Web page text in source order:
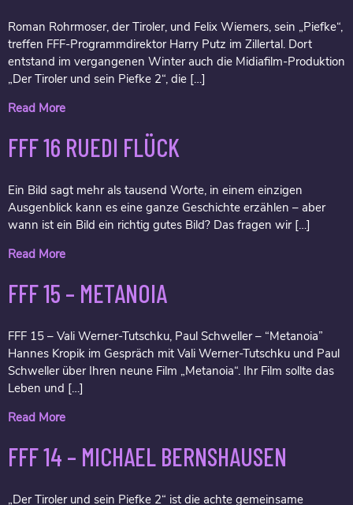
Roman Rohrmoser, der Tiroler, und Felix Wiemers, sein „Piefke“,
treffen FFF-Programmdirektor Harry Putz im Zillertal. Dort
entstand im vergangenen Winter auch die Midiafilm-Produktion
„Der Tiroler und sein Piefke 2“, die […]
Read More
FFF 16 RUEDI FLÜCK
Ein Bild sagt mehr als tausend Worte, in einem einzigen
Ausgenblick kann es eine ganze Geschichte erzählen – aber
wann ist ein Bild ein richtig gutes Bild? Das fragen wir […]
Read More
FFF 15 – METANOIA
FFF 15 – Vali Werner-Tutschku, Paul Schweller – “Metanoia”
Hannes Kropik im Gespräch mit Vali Werner-Tutschku und Paul
Schweller über Ihren neune Film „Metanoia“. Ihr Film sollte das
Leben und […]
Read More
FFF 14 – MICHAEL BERNSHAUSEN
„Der Tiroler und sein Piefke 2“ ist die achte gemeinsame